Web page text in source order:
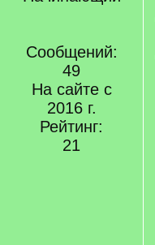
Сообщений:
49
На сайте с
2016 г.
Рейтинг:
21